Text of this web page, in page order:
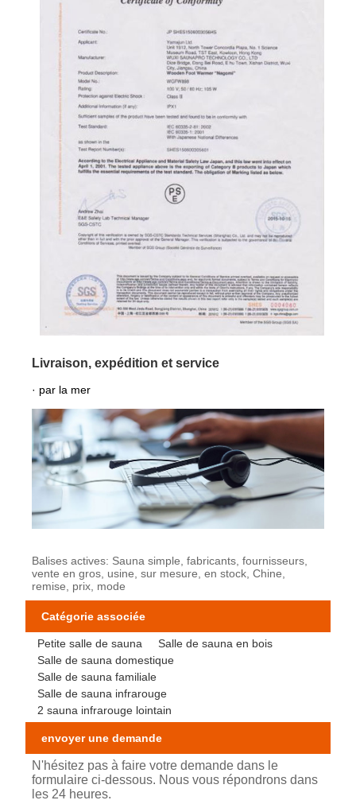
Livraison, expédition et service
· par la mer
Balises actives: Sauna simple, fabricants, fournisseurs,
vente en gros, usine, sur mesure, en stock, Chine,
remise, prix, mode
Catégorie associée
Petite salle de sauna
Salle de sauna en bois
Salle de sauna domestique
Salle de sauna familiale
Salle de sauna infrarouge
2 sauna infrarouge lointain
envoyer une demande
N'hésitez pas à faire votre demande dans le
formulaire ci-dessous. Nous vous répondrons dans
les 24 heures.